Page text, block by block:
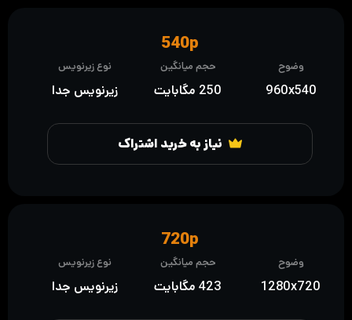
نیاز به خرید اشتراک
وضوح
960x540
حجم میانگین
250 مگابایت
نوع زیرنویس
زیرنویس جدا
540p
وضوح
1280x720
حجم میانگین
423 مگابایت
نوع زیرنویس
زیرنویس جدا
720p